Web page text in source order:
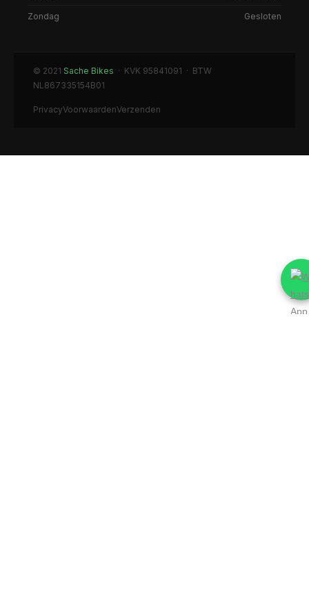
Zondag Gesloten
© 2021 Sache Bikes · KVK 95841091 · BTW
NL867335154B01
PrivacyVoorwaardenVerzenden